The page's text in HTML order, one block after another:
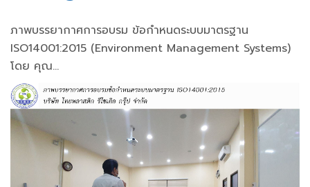
ภาพบรรยากาศการอบรม ข้อกำหนดระบบมาตรฐาน
ISO14001:2015 (Environment Management Systems)
โดย คุณ...